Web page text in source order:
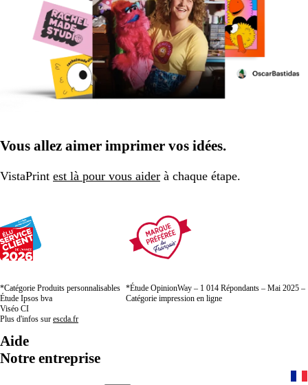
Vous allez aimer imprimer vos idées.
VistaPrint est là pour vous aider à chaque étape.
*Catégorie Produits personnalisables
Étude Ipsos bva
Viséo CI
Plus d'infos sur escda.fr
*Étude OpinionWay – 1 014 Répondants – Mai 2025 –
Catégorie impression en ligne
Aide
Notre entreprise